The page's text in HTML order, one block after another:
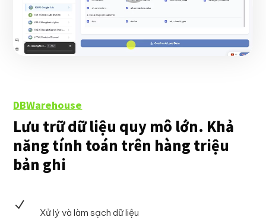
DBWarehouse
Lưu trữ dữ liệu quy mô lớn. Khả
năng tính toán trên hàng triệu
bản ghi
N
Xử lý và làm sạch dữ liệu